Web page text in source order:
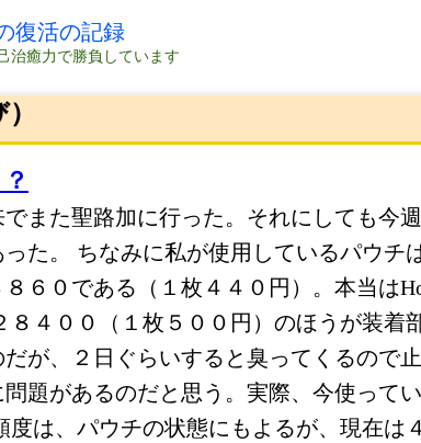
復活の記録
治癒力で勝負しています
また聖路加に行った。それにしても今
た。 ちなみに私が使用しているパウチ
６０である（１枚４４０円）。本当は
８４００（１枚５００円）のほうが装着
が、２日ぐらいすると臭ってくるので
題があるのだと思う。実際、今使って
度は、パウチの状態にもよるが、現在は